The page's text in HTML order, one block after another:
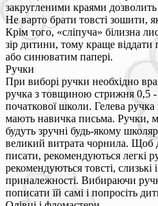
закругленими краями
Не варто брати товсті зошити,
Крім того, «сліпуча» білизна
зір дитини, тому краще віддати
або синюватим папері.
Ручки
При виборі ручки необхідно
ручка з товщиною стрижня 0,5 -
початкової школи. Гелева
мають навичка письма. Ручки,
будуть зручні будь-якому
великий витрата чорнила. Щоб
писати, рекомендуються легкі
рекомендуються товсті, слизькі
приналежності. Вибираючи
пописати їй самі і попросіть